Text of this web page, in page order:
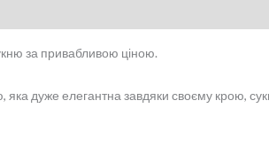
за привабливою ціною.
дуже елегантна завдяки своєму крою,